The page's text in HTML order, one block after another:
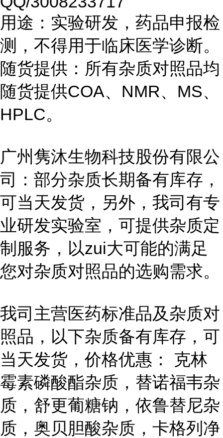
用途：实验研发，药品申报检
测，不得用于临床医学诊断。
随货提供：所有杂质对照品均
随货提供COA、NMR、MS、
HPLC。
广州隽沐生物科技股份有限公
司：部分杂质长期备有库存，
可当天发货，另外，我司有专
业研发实验室，可提供杂质定
制服务，以zui大可能的满足
您对杂质对照品的选购需求。
我司主营医药标准品及杂质对
照品，以下杂质备有库存，可
当天发货，价格优惠： 克林
霉素磷酸酯杂质，替诺福韦杂
质，舒更葡糖钠，依鲁替尼杂
质，奥贝胆酸杂质，卡格列净